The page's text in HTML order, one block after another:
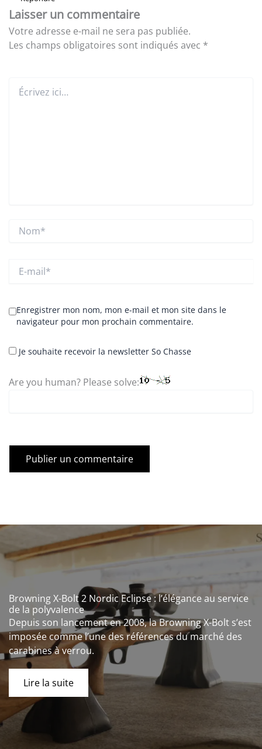
Laisser un commentaire
Votre adresse e-mail ne sera pas publiée.
Les champs obligatoires sont indiqués avec *
ici…
mail*
Enregistrer mon nom, mon e-mail et mon site dans le
navigateur pour mon prochain commentaire.
Je souhaite recevoir la newsletter So Chasse
Are you human? Please solve:
Browning X-Bolt 2 Nordic Eclipse : l’élégance au service
de la polyvalence
Depuis son lancement en 2008, la Browning X-Bolt s’est
imposée comme l’une des références du marché des
carabines à verrou.
Lire la suite